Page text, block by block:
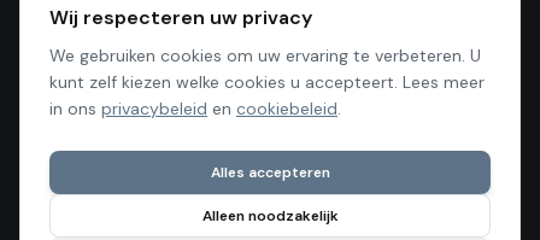
NAVIGATIE
Home
Over ons
Diensten
Wij respecteren uw privacy
We gebruiken cookies om uw ervaring te verbeteren. U
kunt zelf kiezen welke cookies u accepteert. Lees meer
in ons privacybeleid en cookiebeleid.
Alles accepteren
Alleen noodzakelijk